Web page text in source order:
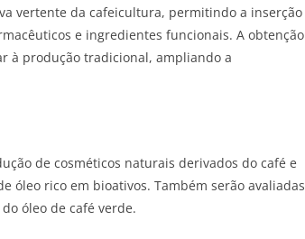
vertente da cafeicultura, permitindo a inserção
e ingredientes funcionais. A obtenção
à produção tradicional, ampliando a
de cosméticos naturais derivados do café e
óleo rico em bioativos. Também serão avaliadas
óleo de café verde.